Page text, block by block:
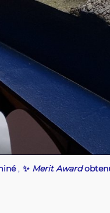
, Merit Award